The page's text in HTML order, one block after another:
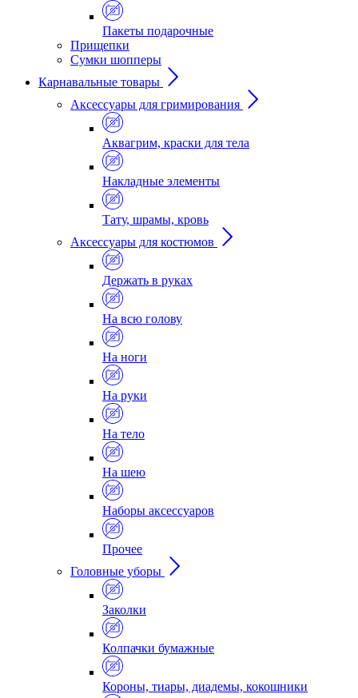
Пакеты подарочные
Прищепки
Сумки шопперы
Карнавальные товары
Аксессуары для гримирования
Аквагрим, краски для тела
Накладные элементы
Тату, шрамы, кровь
Аксессуары для костюмов
Держать в руках
На всю голову
На ноги
На руки
На тело
На шею
Наборы аксессуаров
Прочее
Головные уборы
Заколки
Колпачки бумажные
Короны, тиары, диадемы, кокошники